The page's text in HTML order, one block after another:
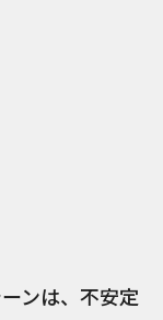
ンは、不安定